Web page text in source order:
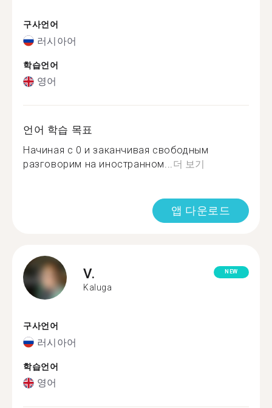
구사언어
러시아어
학습언어
영어
언어 학습 목표
Начиная с 0 и заканчивая свободным
разговорим на иностранном...더 보기
앱 다운로드
V.
Kaluga
NEW
구사언어
러시아어
학습언어
영어